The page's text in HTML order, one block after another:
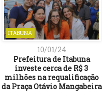
ITABUNA
10/01/24
Prefeitura de Itabuna
investe cerca de R$ 3
milhões na requalificação
da Praça Otávio Mangabeira